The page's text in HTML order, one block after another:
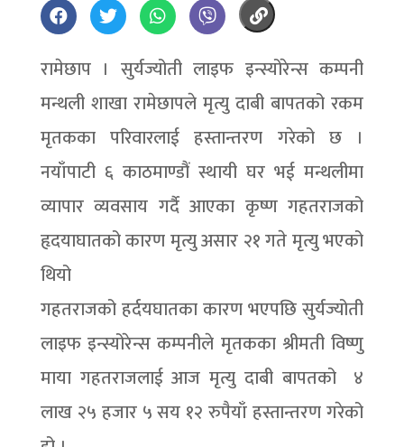
रामेछाप । सुर्यज्योती लाइफ इन्स्योरेन्स कम्पनी
मन्थली शाखा रामेछापले मृत्यु दाबी बापतको रकम
मृतकका परिवारलाई हस्तान्तरण गरेको छ ।
नयाँपाटी ६ काठमाण्डौं स्थायी घर भई मन्थलीमा
व्यापार व्यवसाय गर्दै आएका कृष्ण गहतराजको
हृदयाघातको कारण मृत्यु असार २१ गते मृत्यु भएको
थियो
गहतराजको हर्दयघातका कारण भएपछि सुर्यज्योती
लाइफ इन्स्योरेन्स कम्पनीले मृतकका श्रीमती विष्णु
माया गहतराजलाई आज मृत्यु दाबी बापतको ४
लाख २५ हजार ५ सय १२ रुपैयाँ हस्तान्तरण गरेको